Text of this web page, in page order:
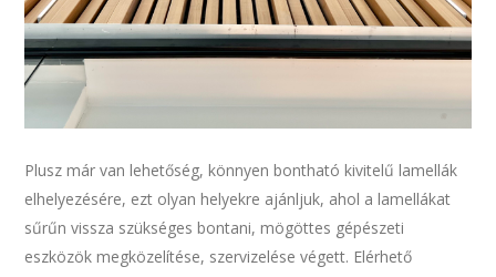
Plusz már van lehetőség, könnyen bontható kivitelű lamellák
elhelyezésére, ezt olyan helyekre ajánljuk, ahol a lamellákat
sűrűn vissza szükséges bontani, mögöttes gépészeti
eszközök megközelítése, szervizelése végett. Elérhető